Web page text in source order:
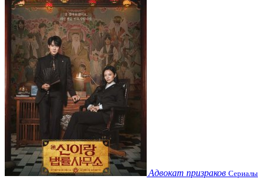
Адвокат призраков Сериалы